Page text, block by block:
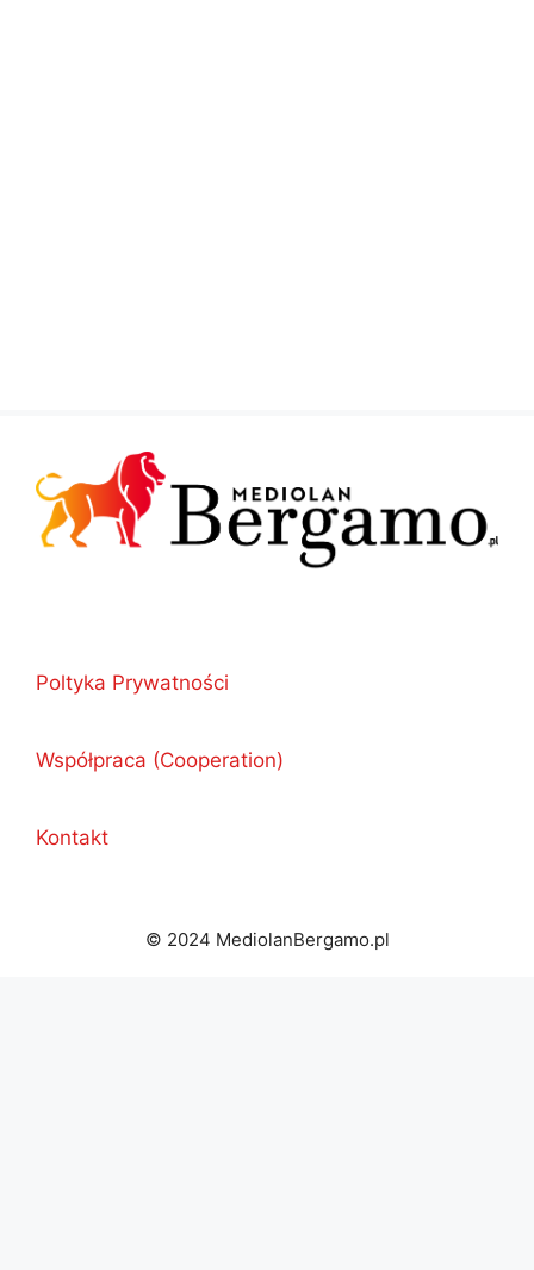
Poltyka Prywatności
Współpraca (Cooperation)
Kontakt
© 2024 MediolanBergamo.pl